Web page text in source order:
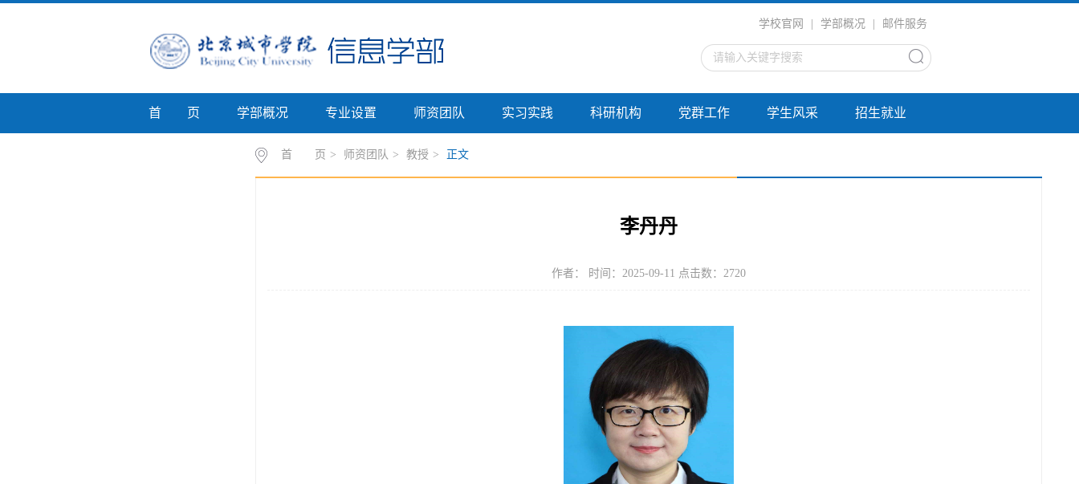
学校官网 学部概况 邮件服务
首 页 学部概况 专业设置 师资团队 实习实践 科研机构 党群工作 学生风采 招生就业
首 页 > 师资团队 > 教授 > 正文
李丹丹
作者： 时间：2025-09-11 点击数： 2720